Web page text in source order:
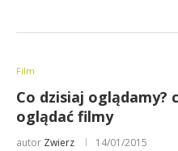
Film
Co dzisiaj oglądamy?
oglądać filmy
autor Zwierz 14/01/2015